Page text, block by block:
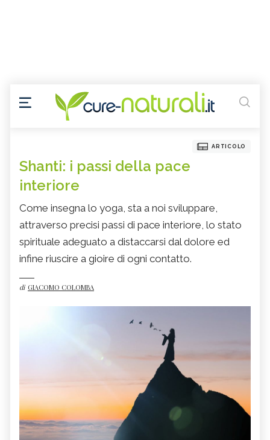
ARTICOLO
Shanti: i passi della pace
interiore
Come insegna lo yoga, sta a noi sviluppare,
attraverso precisi passi di pace interiore, lo stato
spirituale adeguato a distaccarsi dal dolore ed
infine riuscire a gioire di ogni contatto.
di GIACOMO COLOMBA